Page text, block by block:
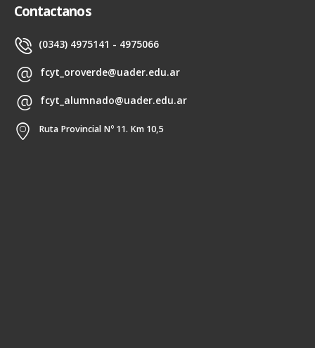
Contactanos
(0343) 4975141 - 4975066
fcyt_oroverde@uader.edu.ar
fcyt_alumnado@uader.edu.ar
Ruta Provincial Nº 11. Km 10,5